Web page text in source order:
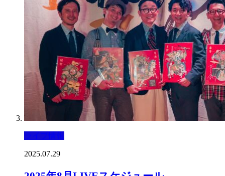
ライブ情報
2025.07.29